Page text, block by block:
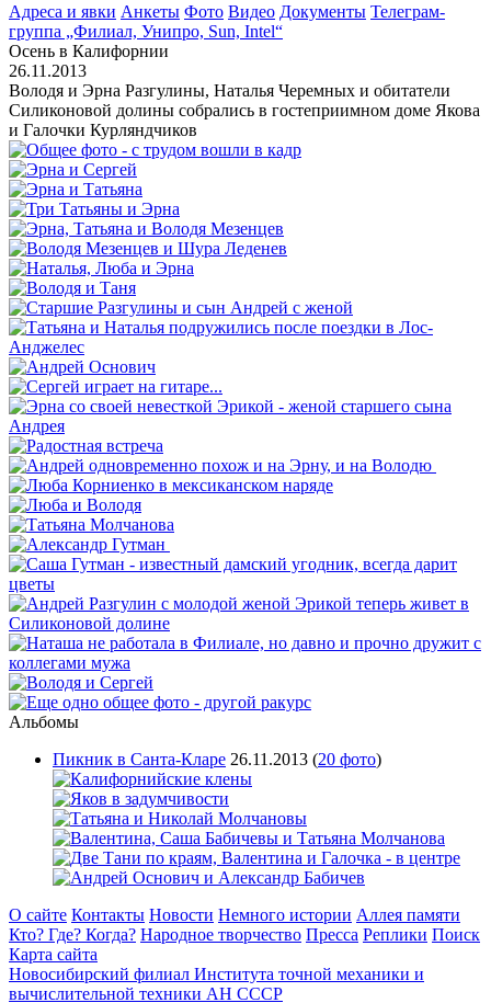
Адреса и явки Анкеты Фото Видео Документы Телеграм-
группа „Филиал, Унипро, Sun, Intel“
Осень в Калифорнии
26.11.2013
Володя и Эрна Разгулины, Наталья Черемных и обитатели
Силиконовой долины собрались в гостеприимном доме Якова
и Галочки Курляндчиков
Альбомы
Пикник в Санта-Кларе 26.11.2013 (20 фото)
О сайте Контакты Новости Немного истории Аллея памяти
Кто? Где? Когда? Народное творчество Пресса Реплики Поиск
Карта сайта
Новосибирский филиал Института точной механики и
вычислительной техники АН СССР